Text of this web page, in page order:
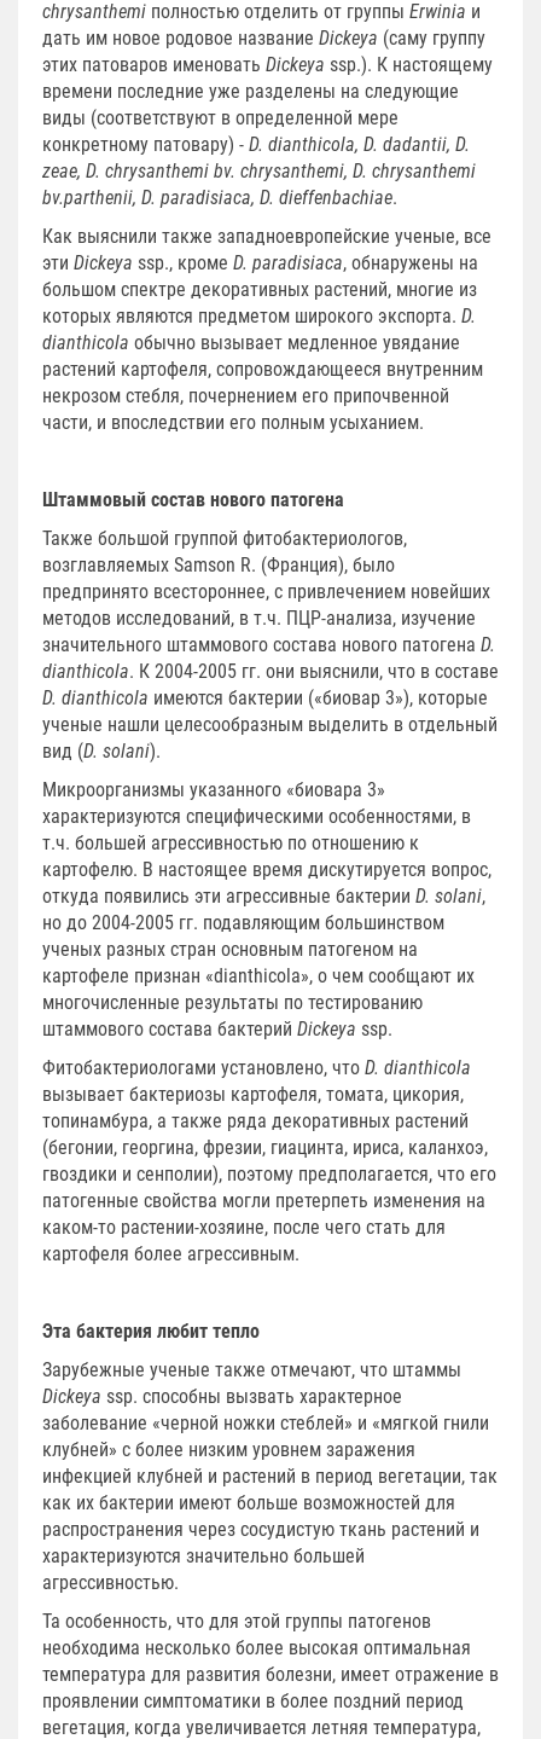
chrysanthemi полностью отделить от группы Erwinia и
дать им новое родовое название Dickeya (саму группу
этих патоваров именовать Dickeya ssp.). К настоящему
времени последние уже разделены на следующие
виды (соответствуют в определенной мере
конкретному патовару) - D. dianthicola, D. dadantii, D.
zeae, D. chrysanthemi bv. chrysanthemi, D. chrysanthemi
bv.parthenii, D. paradisiaca, D. dieffenbachiae.
Как выяснили также западноевропейские ученые, все
эти Dickeya ssp., кроме D. рaradisiaca, обнаружены на
большом спектре декоративных растений, многие из
которых являются предметом широкого экспорта. D.
dianthicola обычно вызывает медленное увядание
растений картофеля, сопровождающееся внутренним
некрозом стебля, почернением его припочвенной
части, и впоследствии его полным усыханием.
Штаммовый состав нового патогена
Также большой группой фитобактериологов,
возглавляемых Samson R. (Франция), было
предпринято всестороннее, с привлечением новейших
методов исследований, в т.ч. ПЦР-анализа, изучение
значительного штаммового состава нового патогена D.
dianthicola. К 2004-2005 гг. они выяснили, что в составе
D. dianthicola имеются бактерии («биовар 3»), которые
ученые нашли целесообразным выделить в отдельный
вид (D. solani).
Микроорганизмы указанного «биовара 3»
характеризуются специфическими особенностями, в
т.ч. большей агрессивностью по отношению к
картофелю. В настоящее время дискутируется вопрос,
откуда появились эти агрессивные бактерии D. solani,
но до 2004-2005 гг. подавляющим большинством
ученых разных стран основным патогеном на
картофеле признан «dianthicola», о чем сообщают их
многочисленные результаты по тестированию
штаммового состава бактерий Dickeya ssp.
Фитобактериологами установлено, что D. dianthicola
вызывает бактериозы картофеля, томата, цикория,
топинамбура, а также ряда декоративных растений
(бегонии, георгина, фрезии, гиацинта, ириса, каланхоэ,
гвоздики и сенполии), поэтому предполагается, что его
патогенные свойства могли претерпеть изменения на
каком-то растении-хозяине, после чего стать для
картофеля более агрессивным.
Эта бактерия любит тепло
Зарубежные ученые также отмечают, что штаммы
Dickeya ssp. способны вызвать характерное
заболевание «черной ножки стеблей» и «мягкой гнили
клубней» с более низким уровнем заражения
инфекцией клубней и растений в период вегетации, так
как их бактерии имеют больше возможностей для
распространения через сосудистую ткань растений и
характеризуются значительно большей
агрессивностью.
Та особенность, что для этой группы патогенов
необходима несколько более высокая оптимальная
температура для развития болезни, имеет отражение в
проявлении симптоматики в более поздний период
вегетация, когда увеличивается летняя температура,